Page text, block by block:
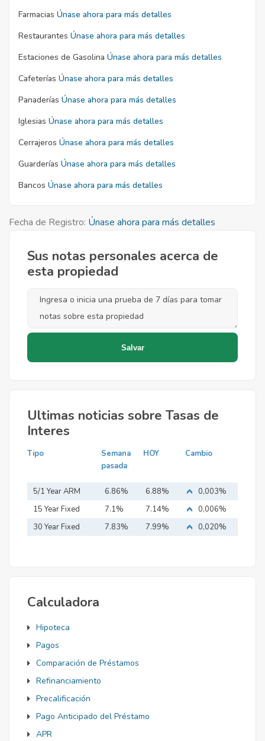
Farmacias Únase ahora para más detalles
Restaurantes Únase ahora para más detalles
Estaciones de Gasolina Únase ahora para más detalles
Cafeterías Únase ahora para más detalles
Panaderías Únase ahora para más detalles
Iglesias Únase ahora para más detalles
Cerrajeros Únase ahora para más detalles
Guarderías Únase ahora para más detalles
Bancos Únase ahora para más detalles
Fecha de Registro: Únase ahora para más detalles
Sus notas personales acerca de
esta propiedad
Ultimas noticias sobre Tasas de
Interes
Tipo
Semana
pasada
HOY Cambio
5/1 Year ARM 6.86% 6.88%
0,003%
15 Year Fixed
Mortgage
7.1% 7.14%
0,006%
30 Year Fixed
7.83% 7.99% 0,020%
Calculadora
Hipoteca
Pagos
Comparación de Préstamos
Refinanciamiento
Precalificación
Pago Anticipado del Préstamo
APR